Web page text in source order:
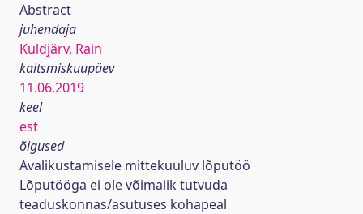
Abstract
juhendaja
Kuldjärv, Rain
kaitsmiskuupäev
11.06.2019
keel
est
õigused
Avalikustamisele mittekuuluv lõputöö
Lõputööga ei ole võimalik tutvuda
teaduskonnas/asutuses kohapeal